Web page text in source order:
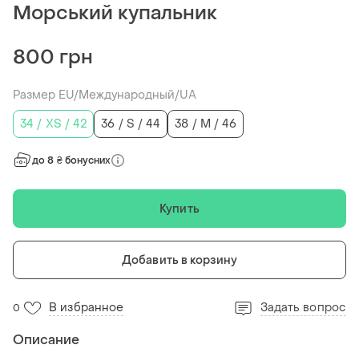
Морський купальник
800 грн
Размер EU/Международный/UA
34 / XS / 42
36 / S / 44 38 / M / 46
до 8 ₴ бонусних
Купить
Добавить в корзину
0 В избранное Задать вопрос
Описание